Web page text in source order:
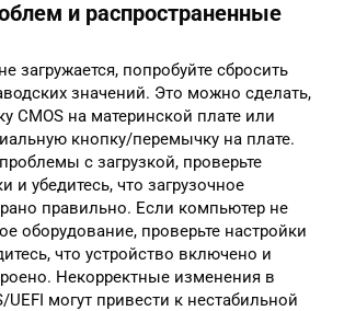
и распространенные
загружается, попробуйте сбросить
значений. Это можно сделать,
CMOS на материнской плате или
кнопку/перемычку на плате.
с загрузкой, проверьте
и убедитесь, что загрузочное
правильно. Если компьютер не
оборудование, проверьте настройки
что устройство включено и
Некорректные изменения в
UEFI могут привести к нестабильной